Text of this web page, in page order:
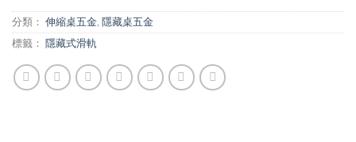
分類： 伸縮桌五金, 隱藏桌五金
標籤： 隱藏式滑軌